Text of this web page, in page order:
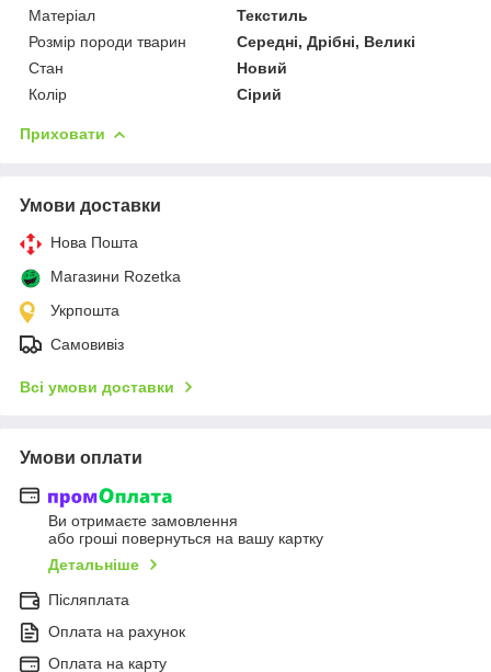
Матеріал
Текстиль
Розмір породи тварин
Середні, Дрібні, Великі
Стан
Новий
Колір
Сірий
Приховати
Умови доставки
Нова Пошта
Магазини Rozetka
Укрпошта
Самовивіз
Всі умови доставки
Умови оплати
Ви отримаєте замовлення
або гроші повернуться на вашу картку
Детальніше
Післяплата
Оплата на рахунок
Оплата на карту